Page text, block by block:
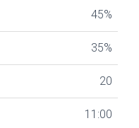
45%
35%
20
11:00